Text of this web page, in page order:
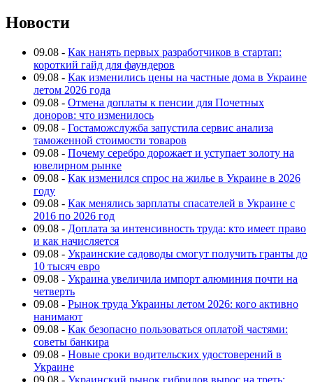
Новости
09.08 - Как нанять первых разработчиков в стартап:
короткий гайд для фаундеров
09.08 - Как изменились цены на частные дома в Украине
летом 2026 года
09.08 - Отмена доплаты к пенсии для Почетных
доноров: что изменилось
09.08 - Гостаможслужба запустила сервис анализа
таможенной стоимости товаров
09.08 - Почему серебро дорожает и уступает золоту на
ювелирном рынке
09.08 - Как изменился спрос на жилье в Украине в 2026
году
09.08 - Как менялись зарплаты спасателей в Украине с
2016 по 2026 год
09.08 - Доплата за интенсивность труда: кто имеет право
и как начисляется
09.08 - Украинские садоводы смогут получить гранты до
10 тысяч евро
09.08 - Украина увеличила импорт алюминия почти на
четверть
09.08 - Рынок труда Украины летом 2026: кого активно
нанимают
09.08 - Как безопасно пользоваться оплатой частями:
советы банкира
09.08 - Новые сроки водительских удостоверений в
Украине
09.08 - Украинский рынок гибридов вырос на треть: